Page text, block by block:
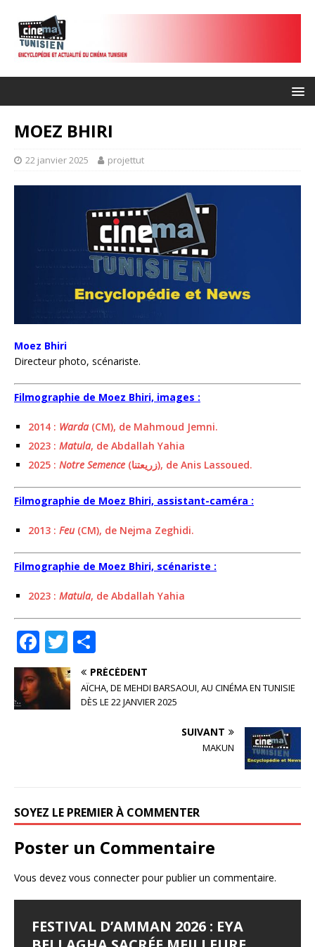
MOEZ BHIRI
22 janvier 2025 projettut
Moez Bhiri
Directeur photo, scénariste.
Filmographie de Moez Bhiri, images :
2014 : Warda (CM), de Mahmoud Jemni.
2023 : Matula, de Abdallah Yahia
2025 : Notre Semence (زريعتنا), de Anis Lassoued.
Filmographie de Moez Bhiri, assistant-caméra :
2013 : Feu (CM), de Nejma Zeghidi.
Filmographie de Moez Bhiri, scénariste :
2023 : Matula, de Abdallah Yahia
F
a
e
T
w
it
te
ar
ta
g
PRÉCÉDENT
AÏCHA, DE MEHDI BARSAOUI, AU CINÉMA EN TUNISIE
DÈS LE 22 JANVIER 2025
SUIVANT
MAKUN
SOYEZ LE PREMIER À COMMENTER
Poster un Commentaire
Vous devez vous connecterpour publier un commentaire.
FESTIVAL D’AMMAN 2026 : EYA
LES JOURNÉES
LE SYNDROME DE DJAMILA
JALILA BORHANE
BABOUNA BEN AYED